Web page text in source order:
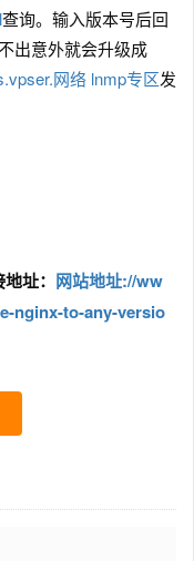
查询。输入版本号后回
出意外就会升级成
网络 lnmp专区发
址： 网站地址://ww
nginx-to-any-versio